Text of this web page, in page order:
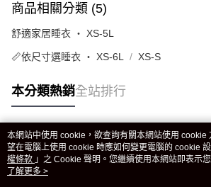
商品相關分類 (5)
舒適家居睡衣 ‧ XS-5L
📏依尺寸選睡衣 ‧ XS-6L XS-S
本分類熱銷全站排行
熱門標籤
本網站中使用 cookie，欲查詢有關本網站使用 cookie
望在電腦上使用 cookie 時應如何變更電腦的 cookie
權條款 」之 Cookie 聲明。您繼續使用本網站即表示
用條款之 Cookie 聲明使用 cookie。
了解更多 >